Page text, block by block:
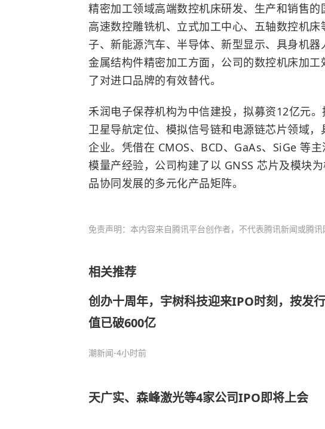
精密加工领域高端数控机床研发、生产和销售
高速数控雕铣机、立式加工中心、五轴数控机
子、新能源汽车、 半导体、新型显示、具身机器
金属结构件精密加工方面，公司的数控机床加
了对进口品牌的有效替代。
禾润电子保荐机构为中信建投，拟募资12亿元
卫星导航定位、模拟信号链和电源链芯片领域
企业。凭借在 CMOS、BCD、GaAs、SiGe 等
模量产经验，公司构建了以 GNSS 芯片及模块
品协同发展的多元化产品矩阵。
免责声明：本内容来自腾讯平台创作者，不代表腾讯新闻或腾讯
相关推荐
创办十周年，宇树科技迎来IPO时刻，按发
值已破600亿
潮新闻-4小时前
天广实、森峰激光等4家公司IPO即将上会